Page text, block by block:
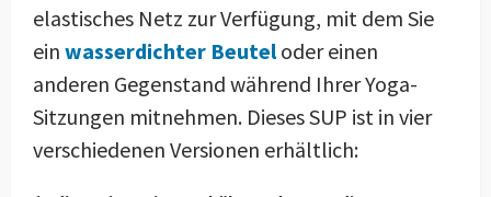
elastisches Netz zur Verfügung, mit dem Sie
ein wasserdichter Beutel oder einen
anderen Gegenstand während Ihrer Yoga-
Sitzungen mitnehmen. Dieses SUP ist in vier
verschiedenen Versionen erhältlich: